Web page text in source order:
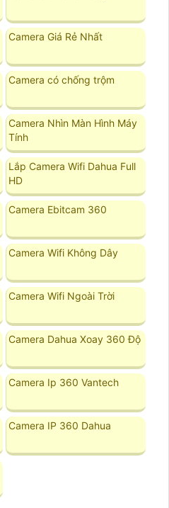
Camera Giá Rẻ Nhất
Camera có chống trộm
Camera Nhìn Màn Hình Máy
Tính
Lắp Camera Wifi Dahua Full
HD
Camera Ebitcam 360
Camera Wifi Không Dây
Camera Wifi Ngoài Trời
Camera Dahua Xoay 360 Độ
Camera Ip 360 Vantech
Camera IP 360 Dahua